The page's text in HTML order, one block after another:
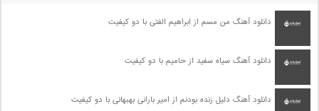
دانلود آهنگ من مسم از ابراهیم الفتی با دو کیفیت
دانلود آهنگ سیاه سفید از حامیم با دو کیفیت
دانلود آهنگ دلیل زنده بودنم از امیر بارانی بهبهانی با دو کیفیت